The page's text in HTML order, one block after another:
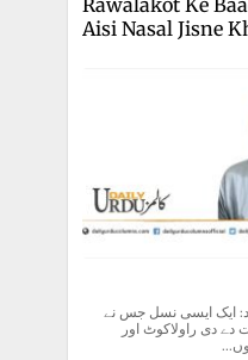
Aisi Nasal Jisne
راولاکوٹ کے بعد: ایک ایسی نسل جس نے
خوف کو شکست دے دی راولاکوٹ اور